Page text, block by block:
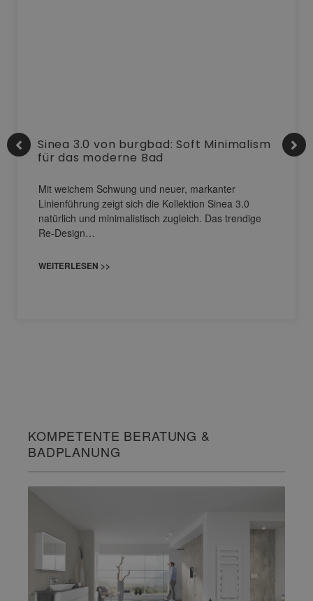
Sinea 3.0 von burgbad: Soft Minimalism
für das moderne Bad
Mit weichem Schwung und neuer, markanter
Linienführung zeigt sich die Kollektion Sinea 3.0
natürlich und minimalistisch zugleich. Das trendige
Re-Design…
WEITERLESEN >>
KOMPETENTE BERATUNG &
BADPLANUNG